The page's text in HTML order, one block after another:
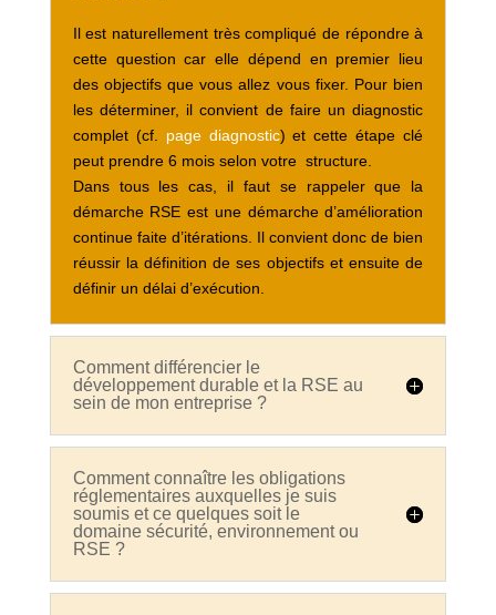
Il est naturellement très compliqué de répondre à
cette question car elle dépend en premier lieu
des objectifs que vous allez vous fixer. Pour bien
les déterminer, il convient de faire un diagnostic
complet (cf.
page diagnostic) et cette étape clé
peut prendre 6 mois selon votre structure.
Dans tous les cas, il faut se rappeler que la
démarche RSE est une démarche d’amélioration
continue faite d’itérations. Il convient donc de bien
réussir la définition de ses objectifs et ensuite de
définir un délai d’exécution.
Comment différencier le
développement durable et la RSE au
sein de mon entreprise ?
Comment connaître les obligations
réglementaires auxquelles je suis
soumis et ce quelques soit le
domaine sécurité, environnement ou
RSE ?